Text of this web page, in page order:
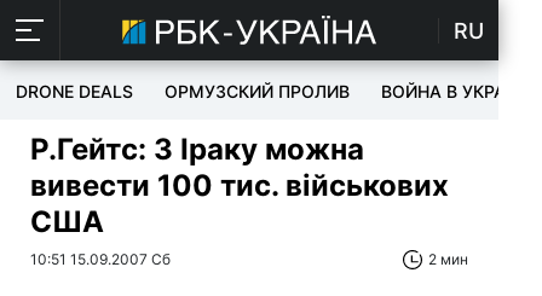
RU
DRONE DEALS ОРМУЗСКИЙ ПРОЛИВ ВОЙНА В УКРАИНЕ
Р.Гейтс: З Іраку можна
вивести 100 тис. військових
США
10:51 15.09.2007 Сб 2 мин